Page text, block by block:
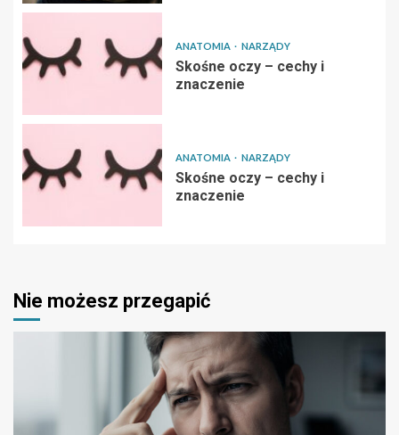
ANATOMIA NARZĄDY
Skośne oczy – cechy i
znaczenie
ANATOMIA NARZĄDY
Skośne oczy – cechy i
znaczenie
Nie możesz przegapić